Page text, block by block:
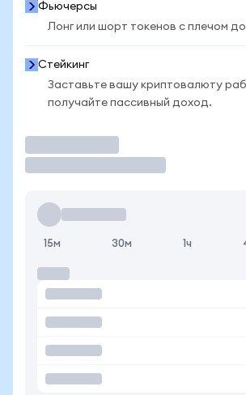
Фьючерсы
Лонг или шорт токенов с плечом
Стейкинг
Заставьте вашу криптовалюту
получайте пассивный доход.
15м 30м 1ч